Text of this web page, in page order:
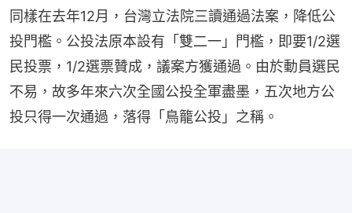
同樣在去年12月，台灣立法院三讀通過法案，降低公
投門檻。公投法原本設有「雙二一」門檻，即要1/2選
民投票，1/2選票贊成，議案方獲通過。由於動員選民
不易，故多年來六次全國公投全軍盡墨，五次地方公
投只得一次通過，落得「鳥籠公投」之稱。